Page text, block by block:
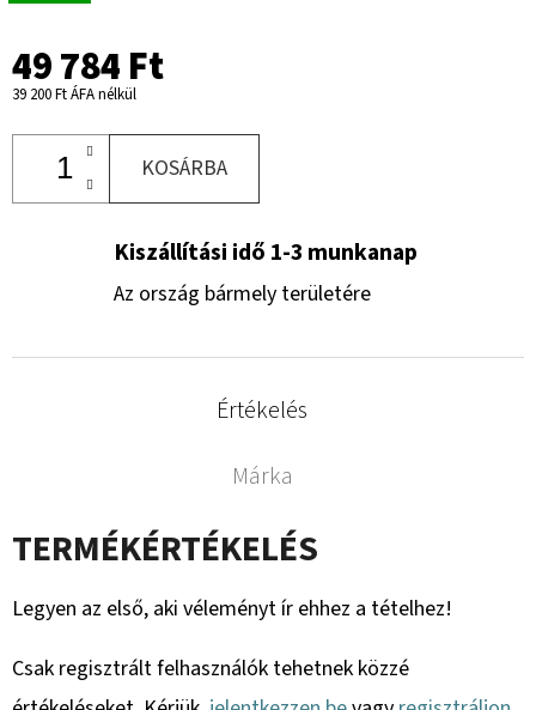
49 784 Ft
39 200 Ft ÁFA nélkül
KOSÁRBA
Kiszállítási idő 1-3 munkanap
Az ország bármely területére
Értékelés
Márka
TERMÉKÉRTÉKELÉS
Legyen az első, aki véleményt ír ehhez a tételhez!
Csak regisztrált felhasználók tehetnek közzé